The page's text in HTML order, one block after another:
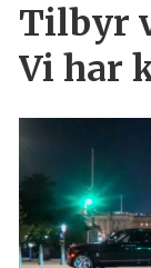
Tilbyr
Vi har